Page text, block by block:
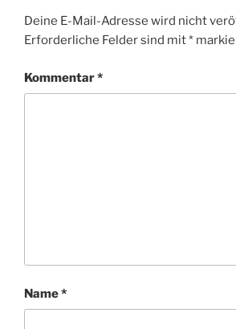
Deine E-Mail-Adresse wird nicht
Erforderliche Felder sind mit*
Kommentar*
Name*